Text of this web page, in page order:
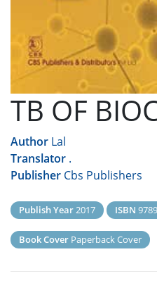
TB OF
Author Lal
Translator .
Publisher Cbs Publishers
Publish Year2017 ISBN
Book Cover Paperback Cover